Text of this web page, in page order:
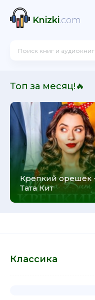
Knizki.com
Топ за месяц!🔥
Крепкий орешек
Тата Кит
Классика